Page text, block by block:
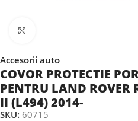
Accesorii auto
COVOR PROTECTIE
PENTRU LAND ROVER
II (L494) 2014-
SKU: 60715